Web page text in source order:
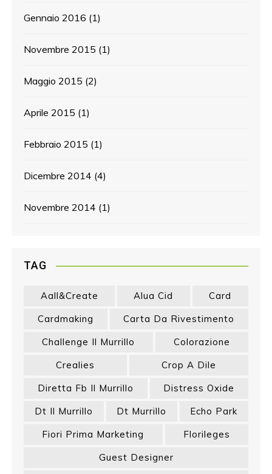
Gennaio 2016 (1)
Novembre 2015 (1)
Maggio 2015 (2)
Aprile 2015 (1)
Febbraio 2015 (1)
Dicembre 2014 (4)
Novembre 2014 (1)
TAG
Aall&create Alua Cid
Card
Cardmaking
Carta Da Rivestimento
Challenge Il Murrillo
Colorazione
Crealies
Crop A Dile
Diretta Fb Il Murrillo
Distress Oxide
Dt Il Murrillo
Dt Murrillo
Echo Park
Fiori Prima Marketing
Florileges
Guest Designer